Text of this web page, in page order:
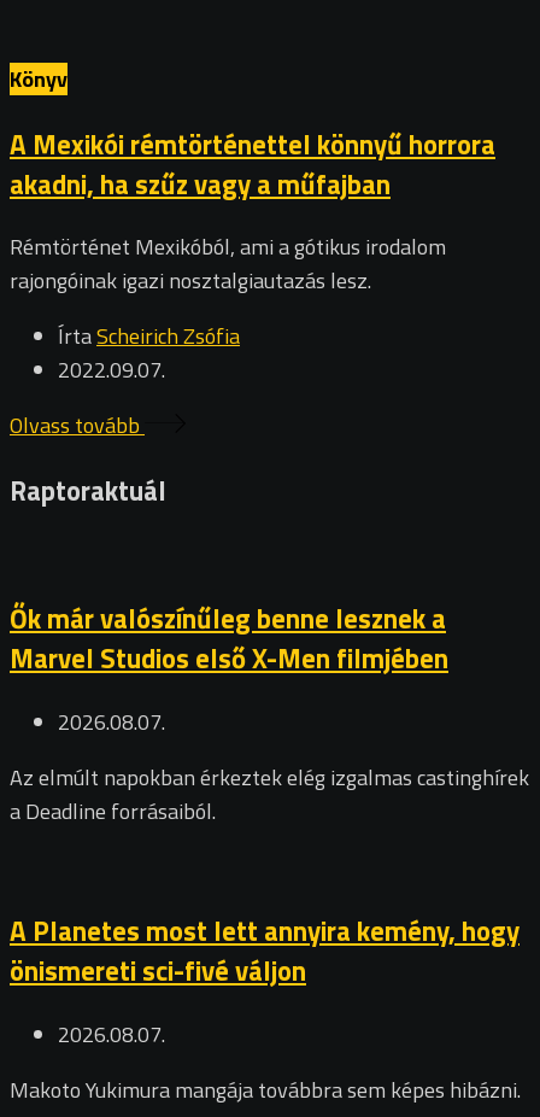
Könyv
A Mexikói rémtörténettel könnyű horrora
akadni, ha szűz vagy a műfajban
Rémtörténet Mexikóból, ami a gótikus irodalom
rajongóinak igazi nosztalgiautazás lesz.
ÍrtaScheirich Zsófia
2022.09.07.
Olvass tovább
Raptoraktuál
Ők már valószínűleg benne lesznek a
Marvel Studios első X-Men filmjében
2026.08.07.
Az elmúlt napokban érkeztek elég izgalmas castinghírek
a Deadline forrásaiból.
A Planetes most lett annyira kemény, hogy
önismereti sci-fivé váljon
2026.08.07.
Makoto Yukimura mangája továbbra sem képes hibázni.